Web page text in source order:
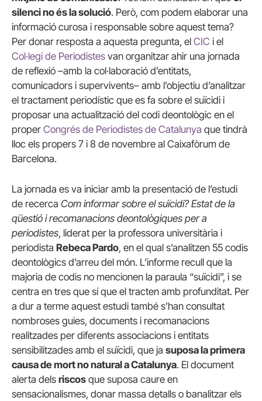
silenci no és la solució. Però, com podem elaborar una
informació curosa i responsable sobre aquest tema?
Per donar resposta a aquesta pregunta, el CIC i el
Col·legi de Periodistes van organitzar ahir una jornada
de reflexió –amb la col·laboració d’entitats,
comunicadors i supervivents– amb l’objectiu d’analitzar
el tractament periodístic que es fa sobre el suïcidi i
proposar una actualització del codi deontològic en el
proper Congrés de Periodistes de Catalunya que tindrà
lloc els propers 7 i 8 de novembre al Caixafòrum de
Barcelona.
La jornada es va iniciar amb la presentació de l’estudi
de recerca Com informar sobre el suïcidi? Estat de la
qüestió i recomanacions deontològiques per a
periodistes, liderat per la professora universitària i
periodista Rebeca Pardo, en el qual s’analitzen 55 codis
deontològics d’arreu del món. L’informe recull que la
majoria de codis no mencionen la paraula “suïcidi”, i se
centra en tres que sí que el tracten amb profunditat. Per
a dur a terme aquest estudi també s’han consultat
nombroses guies, documents i recomanacions
realitzades per diferents associacions i entitats
sensibilitzades amb el suïcidi, que ja suposa la primera
causa de mort no natural a Catalunya. El document
alerta dels riscos que suposa caure en
sensacionalismes, donar massa detalls o banalitzar els